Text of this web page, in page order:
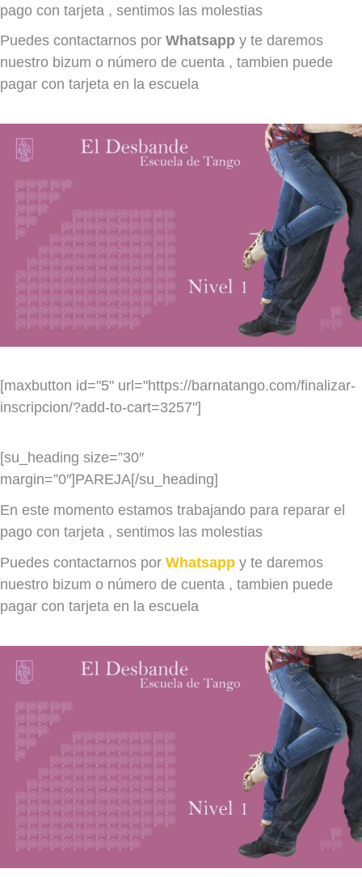
SÁBADO
Jekaterina
MARTES
MIÉRCOLES
20.30h - 21.45h
Olga y Carlos
JUEVES
VIERNES
18h a 19.15h
Amaia y Jekaterina
SÁBADO
NIVEL 2
MARTES
19h a 20.15h
Amaia / Jekaterina (MULTINIVEL)
MARTES
MIÉRCOLES
JUEVES
VIERNES 19h- 20.15
Carlos / Olga
SÁBADO
LUNES
MARTES
MIÉRCOLES
19.15 a 20.30h
Olga y Carlos
JUEVES
19h- 20.15
Carlos / Olga
SÁBADO
Nivel Avanzado
Clase distintos profes
LUNES
MARTES
MIÉRCOLES
pago con tarjeta , sentimos las molestias
Puedes contactarnos por Whatsapp y te daremos
nuestro bizum o número de cuenta , tambien puede
pagar con tarjeta en la escuela
[maxbutton id="5" url="https://barnatango.com/finalizar-
inscripcion/?add-to-cart=3257"]
[su_heading size=”30″
margin=”0″]PAREJA[/su_heading]
En este momento estamos trabajando para reparar el
pago con tarjeta , sentimos las molestias
Puedes contactarnos por Whatsapp y te daremos
nuestro bizum o número de cuenta , tambien puede
pagar con tarjeta en la escuela